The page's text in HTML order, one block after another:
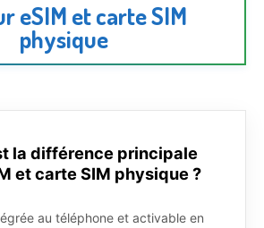
eSIM et carte SIM
physique
la différence principale
et carte SIM physique ?
au téléphone et activable en